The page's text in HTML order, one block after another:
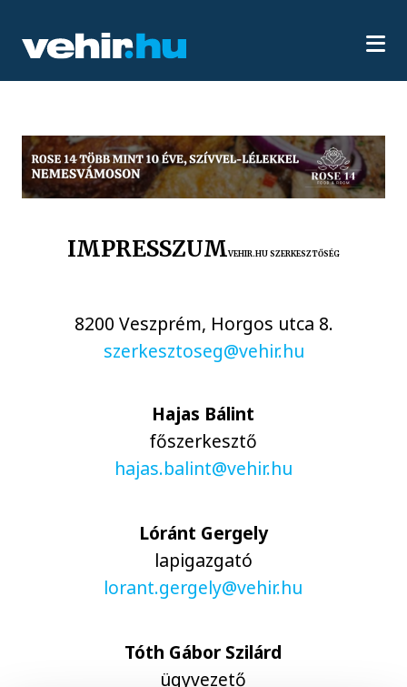
IMPRESSZUMVEHIR.HU SZERKESZTŐSÉG
8200 Veszprém, Horgos utca 8.
szerkesztoseg@vehir.hu
Hajas Bálint
főszerkesztő
hajas.balint@vehir.hu
Lóránt Gergely
lapigazgató
lorant.gergely@vehir.hu
Tóth Gábor Szilárd
ügyvezető